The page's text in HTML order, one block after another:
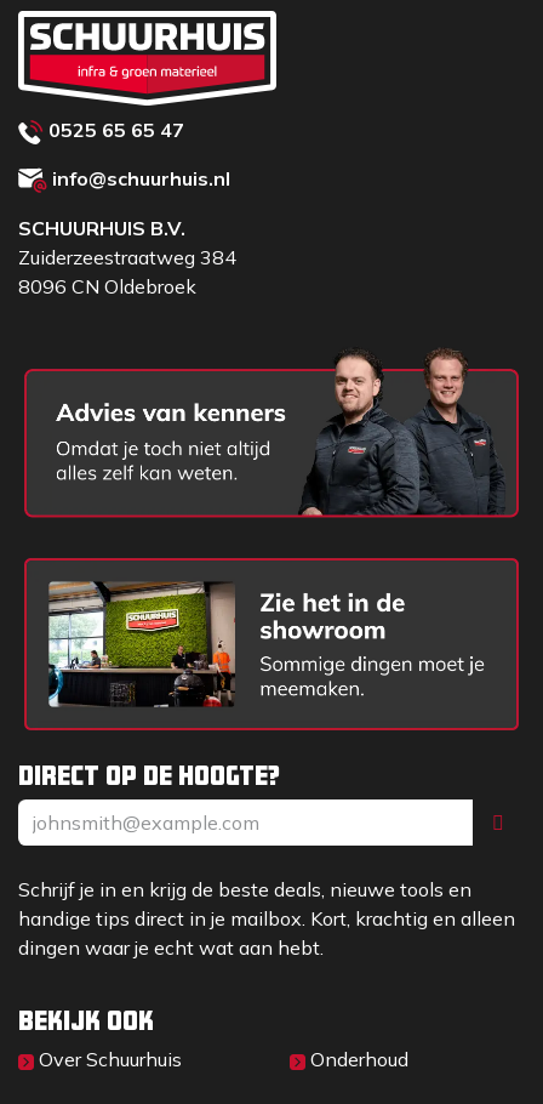
Direct op de hoogte?
Schrijf je in en krijg de beste deals, nieuwe tools en
handige tips direct in je mailbox. Kort, krachtig en alleen
dingen waar je echt wat aan hebt.
Bekijk ook
Over Sc​huurhuis
Onderhoud
0525 65 65 47
info@schuurhuis.nl
SCHUURHUIS B.V.
Zuiderzeestraatweg 384
8096 CN Oldebroek